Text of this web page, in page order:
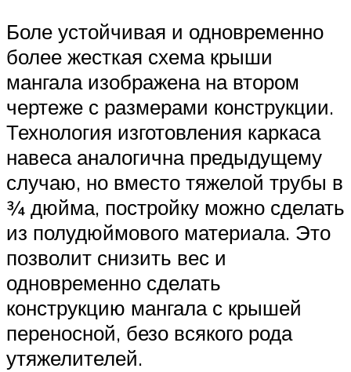
Боле устойчивая и одновременно
более жесткая схема крыши
мангала изображена на втором
чертеже с размерами конструкции.
Технология изготовления каркаса
навеса аналогична предыдущему
случаю, но вместо тяжелой трубы в
¾ дюйма, постройку можно сделать
из полудюймового материала. Это
позволит снизить вес и
одновременно сделать
конструкцию мангала с крышей
переносной, безо всякого рода
утяжелителей.